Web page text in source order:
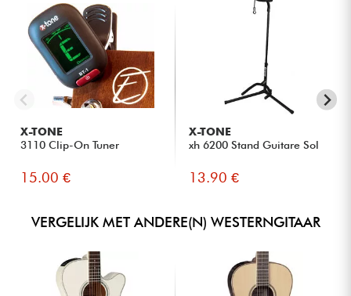
X-TONE
3110 Clip-On Tuner
15.00 €
X-TONE
xh 6200 Stand Guitare Sol
13.90 €
VERGELIJK MET ANDERE(N) WESTERNGITAAR